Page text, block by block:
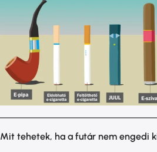
Mit tehetek, ha a futár nem engedi